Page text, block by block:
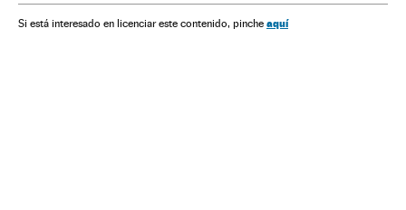
Relações exteriores Religião
Si está interesado en licenciar este contenido, pinche aquí